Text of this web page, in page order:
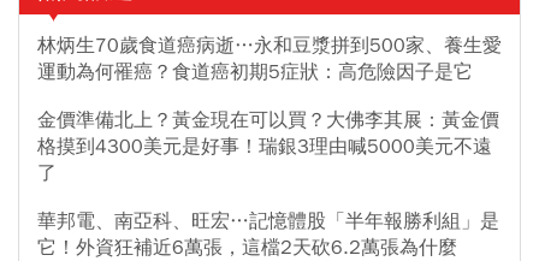
林炳生70歲食道癌病逝…永和豆漿拼到500家、養生愛
運動為何罹癌？食道癌初期5症狀：高危險因子是它
金價準備北上？黃金現在可以買？大佛李其展：黃金價
格摸到4300美元是好事！瑞銀3理由喊5000美元不遠
了
華邦電、南亞科、旺宏…記憶體股「半年報勝利組」是
它！外資狂補近6萬張，這檔2天砍6.2萬張為什麼